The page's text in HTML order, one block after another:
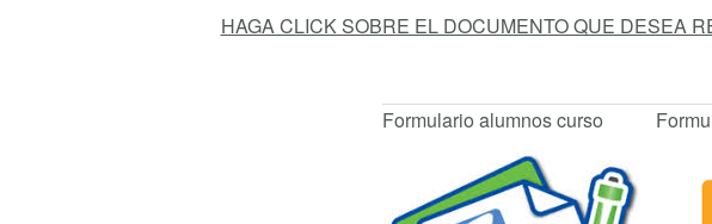
HAGA CLICK SOBRE EL DOCUMENTO QUE DESEA
Formulario alumnos curso